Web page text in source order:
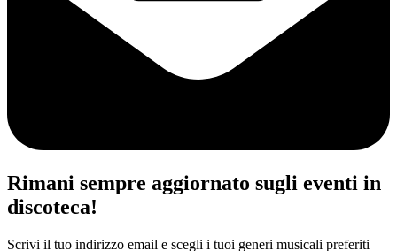
Rimani sempre aggiornato sugli eventi in
discoteca!
Scrivi il tuo indirizzo email e scegli i tuoi generi musicali preferiti